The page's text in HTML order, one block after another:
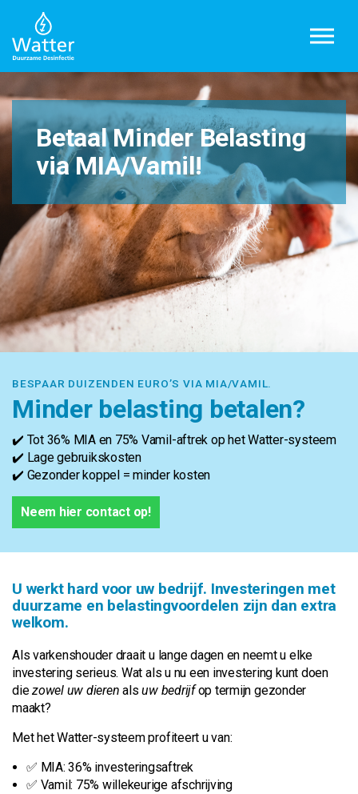
Betaal Minder Belasting
via MIA/Vamil!
BESPAAR DUIZENDEN EURO’S VIA MIA/VAMIL.
Minder belasting betalen?
✔️ Tot 36% MIA en 75% Vamil-aftrek op het Watter-systeem
✔️ Lage gebruikskosten
✔️ Gezonder koppel = minder kosten
Neem hier contact op!
U werkt hard voor uw bedrijf. Investeringen met
duurzame en belastingvoordelen zijn dan extra
welkom.
Als varkenshouder draait u lange dagen en neemt u elke
investering serieus. Wat als u nu een investering kunt doen
diezowel uw dieren alsuw bedrijfop termijn gezonder
maakt?
Met het Watter-systeem profiteert u van:
✅ MIA: 36% investeringsaftrek
✅ Vamil: 75% willekeurige afschrijving